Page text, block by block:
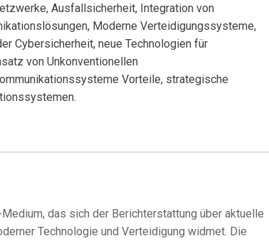
Ausfallsicherheit, Integration von
Moderne Verteidigungssysteme,
Cybersicherheit, neue Technologien für
von Unkonventionellen
Vorteile, strategische
das sich der Berichterstattung über aktuelle
Technologie und Verteidigung widmet. Die